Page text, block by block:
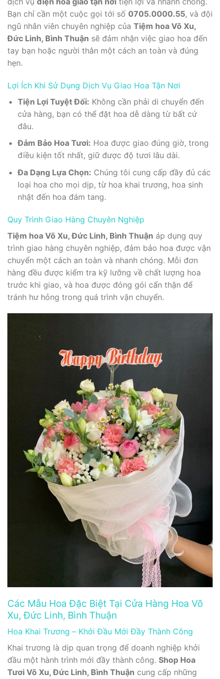
Bạn chỉ cần một cuộc gọi tới số 0705.0000.55, và đội
ngũ nhân viên chuyên nghiệp của Tiệm hoa Võ Xu,
Đức Linh, Bình Thuận sẽ đảm nhận việc giao hoa đến
tay bạn hoặc người thân một cách an toàn và đúng
hẹn.
Lợi Ích Khi Sử Dụng Dịch Vụ Giao Hoa Tận Nơi
Tiện Lợi Tuyệt Đối: Không cần phải di chuyển đến
cửa hàng, bạn có thể đặt hoa dễ dàng từ bất cứ
đâu.
Đảm Bảo Hoa Tươi: Hoa được giao đúng giờ, trong
điều kiện tốt nhất, giữ được độ tươi lâu dài.
Đa Dạng Lựa Chọn: Chúng tôi cung cấp đầy đủ các
loại hoa cho mọi dịp, từ hoa khai trương, hoa sinh
nhật đến hoa đám tang.
Quy Trình Giao Hàng Chuyên Nghiệp
Tiệm hoa Võ Xu, Đức Linh, Bình Thuận áp dụng quy
trình giao hàng chuyên nghiệp, đảm bảo hoa được vận
chuyển một cách an toàn và nhanh chóng. Mỗi đơn
hàng đều được kiểm tra kỹ lưỡng về chất lượng hoa
trước khi giao, và hoa được đóng gói cẩn thận để
tránh hư hỏng trong quá trình vận chuyển.
Các Mẫu Hoa Đặc Biệt Tại Cửa Hàng Hoa Võ
Xu, Đức Linh, Bình Thuận
Hoa Khai Trương – Khởi Đầu Mới Đầy Thành Công
Khai trương là dịp quan trọng để doanh nghiệp khởi
đầu một hành trình mới đầy thành công. Shop Hoa
Tươi Võ Xu, Đức Linh, Bình Thuận cung cấp những